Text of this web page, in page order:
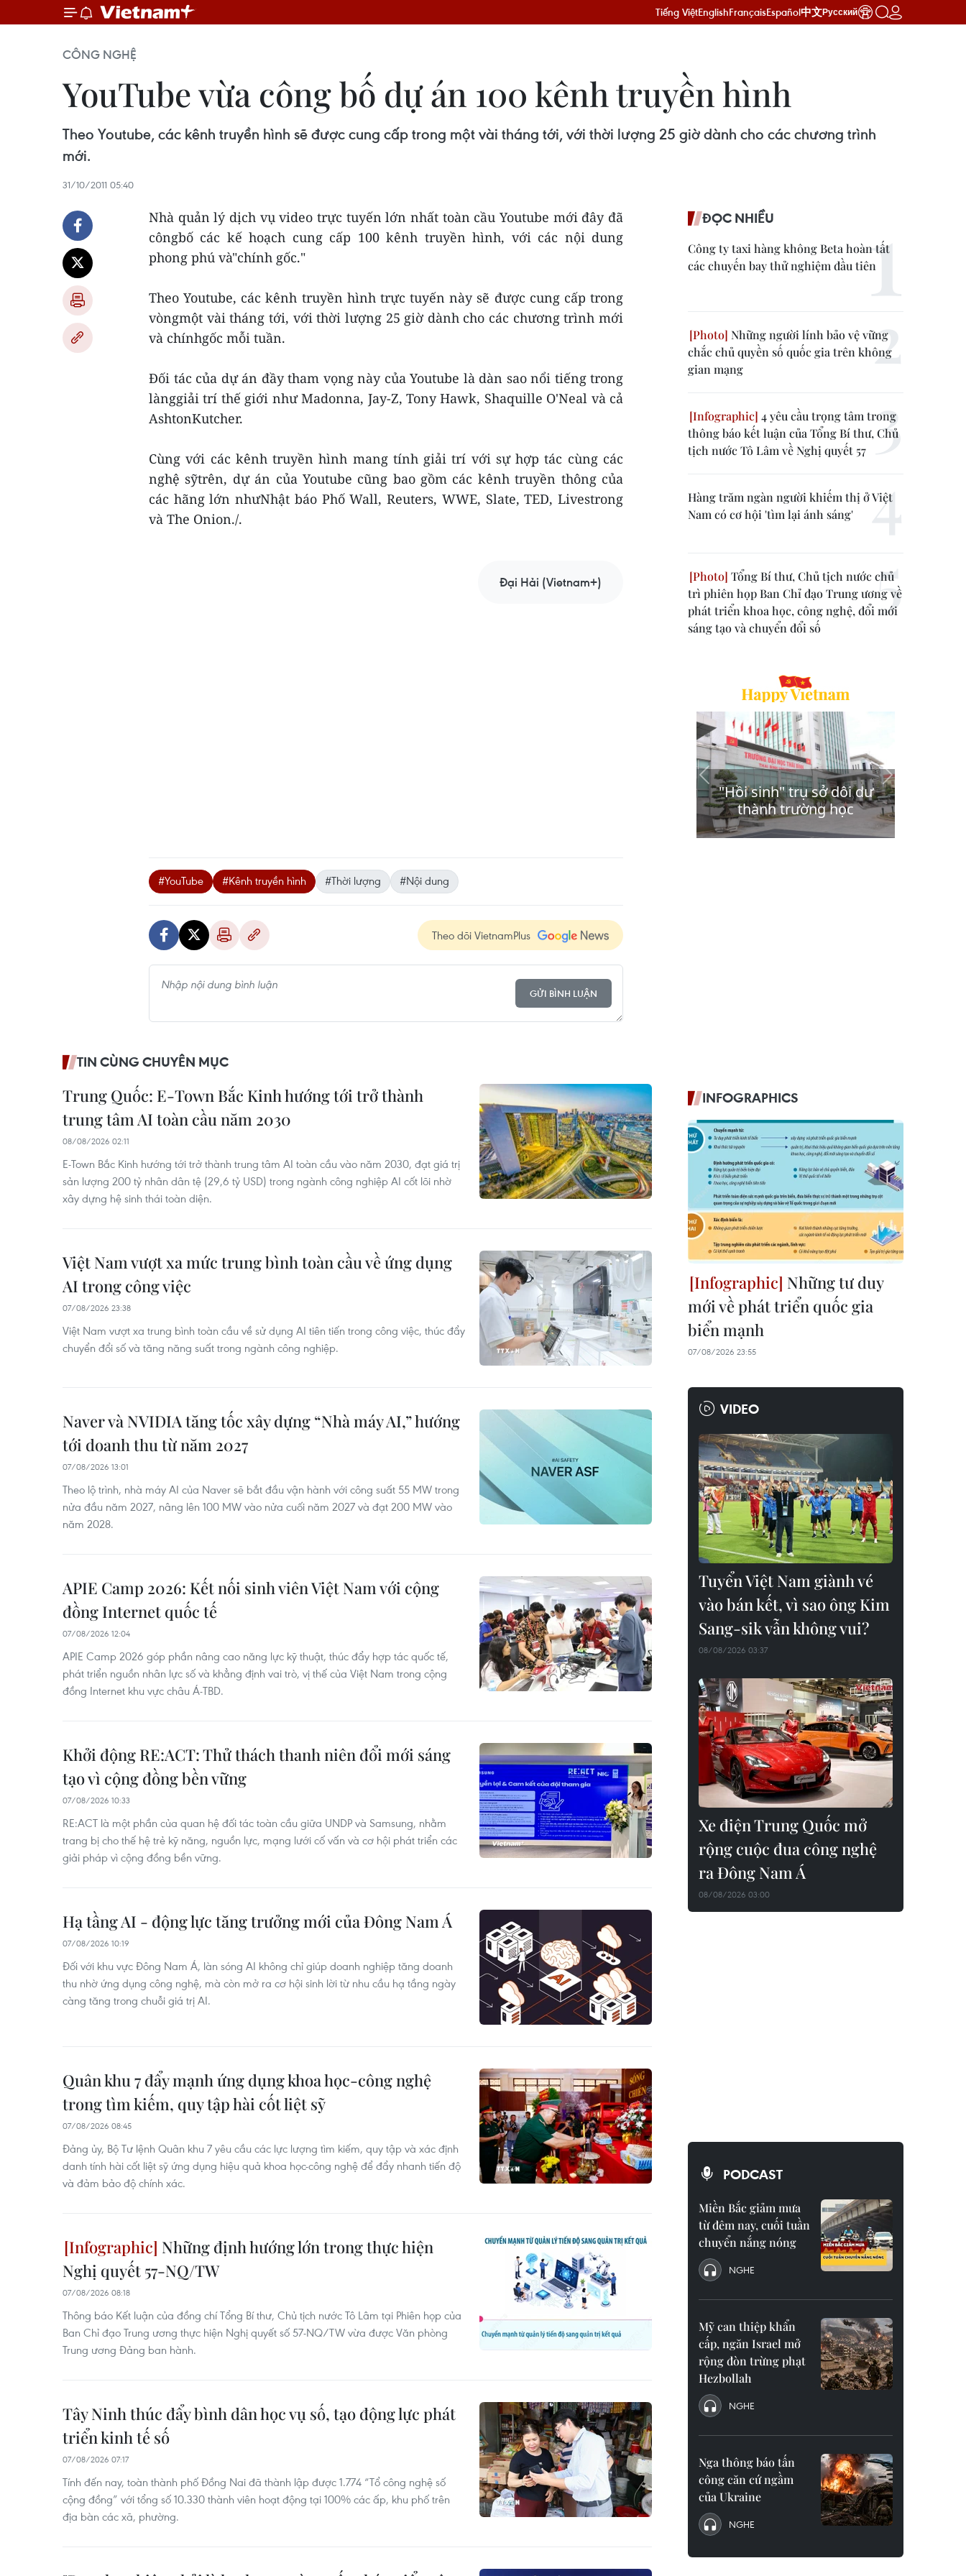
Tiếng ViệtEnglishFrançaisEspañol中文Русский
CÔNG NGHỆ
YouTube vừa công bố dự án 100 kênh truyền hình
Theo Youtube, các kênh truyền hình sẽ được cung cấp trong một vài tháng tới, với thời lượng 25 giờ dành cho các chương trình
mới.
31/10/2011 05:40
Nhà quản lý dịch vụ video trực tuyến lớn nhất toàn cầu Youtube mới đây đã
côngbố các kế hoạch cung cấp 100 kênh truyền hình, với các nội dung
phong phú và"chính gốc."
Theo Youtube, các kênh truyền hình trực tuyến này sẽ được cung cấp trong
vòngmột vài tháng tới, với thời lượng 25 giờ dành cho các chương trình mới
và chínhgốc mỗi tuần.
Đối tác của dự án đầy tham vọng này của Youtube là dàn sao nổi tiếng trong
lànggiải trí thế giới như Madonna, Jay-Z, Tony Hawk, Shaquille O'Neal và cả
AshtonKutcher.
Cùng với các kênh truyền hình mang tính giải trí với sự hợp tác cùng các
nghệ sỹtrên, dự án của Youtube cũng bao gồm các kênh truyền thông của
các hãng lớn nhưNhật báo Phố Wall, Reuters, WWE, Slate, TED, Livestrong
và The Onion./.
Đại Hải (Vietnam+)
#YouTube #Kênh truyền hình #Thời lượng #Nội dung
Theo dõi VietnamPlus
GỬI BÌNH LUẬN
TIN CÙNG CHUYÊN MỤC
Trung Quốc: E-Town Bắc Kinh hướng tới trở thành
trung tâm AI toàn cầu năm 2030
08/08/2026 02:11
E-Town Bắc Kinh hướng tới trở thành trung tâm AI toàn cầu vào năm 2030, đạt giá trị
sản lượng 200 tỷ nhân dân tệ (29,6 tỷ USD) trong ngành công nghiệp AI cốt lõi nhờ
xây dựng hệ sinh thái toàn diện.
Việt Nam vượt xa mức trung bình toàn cầu về ứng dụng
AI trong công việc
07/08/2026 23:38
Việt Nam vượt xa trung bình toàn cầu về sử dụng AI tiên tiến trong công việc, thúc đẩy
chuyển đổi số và tăng năng suất trong ngành công nghiệp.
Naver và NVIDIA tăng tốc xây dựng “Nhà máy AI,” hướng
tới doanh thu từ năm 2027
07/08/2026 13:01
Theo lộ trình, nhà máy AI của Naver sẽ bắt đầu vận hành với công suất 55 MW trong
nửa đầu năm 2027, nâng lên 100 MW vào nửa cuối năm 2027 và đạt 200 MW vào
năm 2028.
APIE Camp 2026: Kết nối sinh viên Việt Nam với cộng
đồng Internet quốc tế
07/08/2026 12:04
APIE Camp 2026 góp phần nâng cao năng lực kỹ thuật, thúc đẩy hợp tác quốc tế,
phát triển nguồn nhân lực số và khẳng định vai trò, vị thế của Việt Nam trong cộng
đồng Internet khu vực châu Á-TBD.
Khởi động RE:ACT: Thử thách thanh niên đổi mới sáng
tạo vì cộng đồng bền vững
07/08/2026 10:33
RE:ACT là một phần của quan hệ đối tác toàn cầu giữa UNDP và Samsung, nhằm
trang bị cho thế hệ trẻ kỹ năng, nguồn lực, mạng lưới cố vấn và cơ hội phát triển các
giải pháp vì cộng đồng bền vững.
Hạ tầng AI - động lực tăng trưởng mới của Đông Nam Á
07/08/2026 10:19
Đối với khu vực Đông Nam Á, làn sóng AI không chỉ giúp doanh nghiệp tăng doanh
thu nhờ ứng dụng công nghệ, mà còn mở ra cơ hội sinh lời từ nhu cầu hạ tầng ngày
càng tăng trong chuỗi giá trị AI.
Quân khu 7 đẩy mạnh ứng dụng khoa học-công nghệ
trong tìm kiếm, quy tập hài cốt liệt sỹ
07/08/2026 08:45
Đảng ủy, Bộ Tư lệnh Quân khu 7 yêu cầu các lực lượng tìm kiếm, quy tập và xác định
danh tính hài cốt liệt sỹ ứng dụng hiệu quả khoa học-công nghệ để đẩy nhanh tiến độ
và đảm bảo độ chính xác.
Những định hướng lớn trong thực hiện
Nghị quyết 57-NQ/TW
07/08/2026 08:18
Thông báo Kết luận của đồng chí Tổng Bí thư, Chủ tịch nước Tô Lâm tại Phiên họp của
Ban Chỉ đạo Trung ương thực hiện Nghị quyết số 57-NQ/TW vừa được Văn phòng
Trung ương Đảng ban hành.
Tây Ninh thúc đẩy bình dân học vụ số, tạo động lực phát
triển kinh tế số
07/08/2026 07:17
Tính đến nay, toàn thành phố Đồng Nai đã thành lập được 1.774 “Tổ công nghệ số
cộng đồng” với tổng số 10.330 thành viên hoạt động tại 100% các ấp, khu phố trên
địa bàn các xã, phường.
ĐỌC NHIỀU
Công ty taxi hàng không Beta hoàn tất
các chuyến bay thử nghiệm đầu tiên
Những người lính bảo vệ vững
chắc chủ quyền số quốc gia trên không
gian mạng
4 yêu cầu trọng tâm trong
thông báo kết luận của Tổng Bí thư, Chủ
tịch nước Tô Lâm về Nghị quyết 57
Hàng trăm ngàn người khiếm thị ở Việt
Nam có cơ hội 'tìm lại ánh sáng'
Tổng Bí thư, Chủ tịch nước chủ
trì phiên họp Ban Chỉ đạo Trung ương về
phát triển khoa học, công nghệ, đổi mới
sáng tạo và chuyển đổi số
INFOGRAPHICS
Những tư duy
mới về phát triển quốc gia
biển mạnh
07/08/2026 23:55
VIDEO
Tuyển Việt Nam giành vé
vào bán kết, vì sao ông Kim
Sang-sik vẫn không vui?
08/08/2026 03:37
Xe điện Trung Quốc mở
rộng cuộc đua công nghệ
ra Đông Nam Á
08/08/2026 03:00
PODCAST
Miền Bắc giảm mưa
từ đêm nay, cuối tuần
chuyển nắng nóng
NGHE
Mỹ can thiệp khẩn
cấp, ngăn Israel mở
rộng đòn trừng phạt
Hezbollah
NGHE
Nga thông báo tấn
công căn cứ ngầm
của Ukraine
NGHE